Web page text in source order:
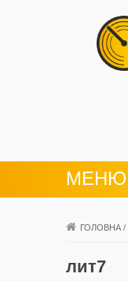
МЕНЮ
ГОЛОВНА /
лит7